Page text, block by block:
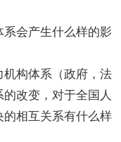
会产生什么样的影
机构体系（政府，法
改变，对于全国人
的相互关系有什么样